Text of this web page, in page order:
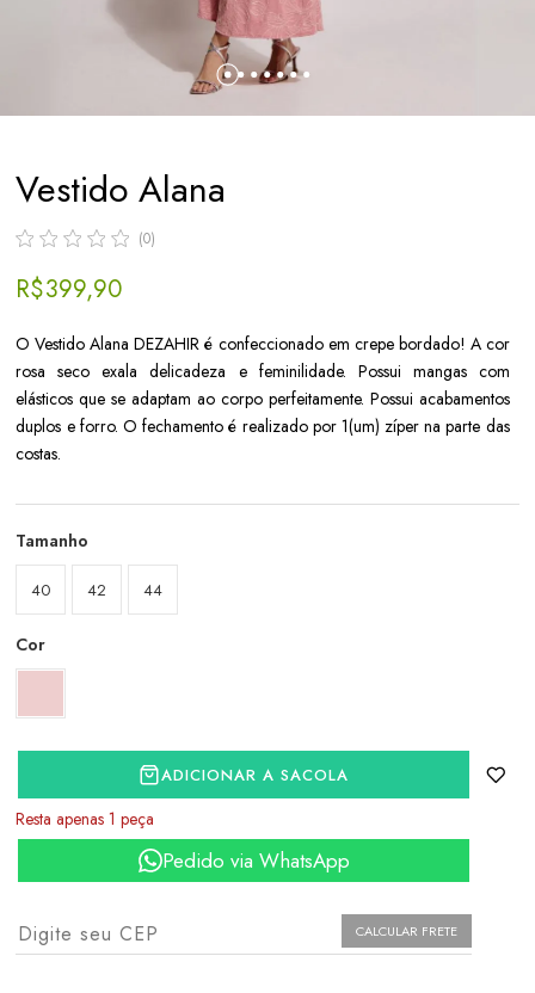
Vestido Alana
(0)
R$ 399,90
O Vestido Alana DEZAHIR é confeccionado em crepe bordado! A cor
rosa seco exala delicadeza e feminilidade. Possui mangas com
elásticos que se adaptam ao corpo perfeitamente. Possui acabamentos
duplos e forro. O fechamento é realizado por 1(um) zíper na parte das
costas.
Tamanho
40 42 44
Cor
ADICIONAR A SACOLA
Resta apenas 1 peça
Pedido via WhatsApp
CALCULAR FRETE